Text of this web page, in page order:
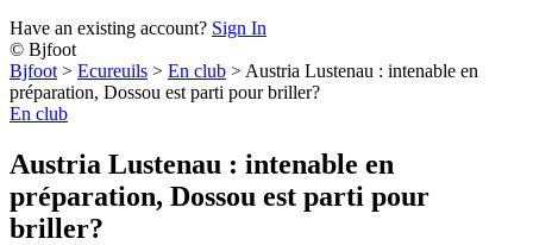
Have an existing account? Sign In
© Bjfoot
Bjfoot > Ecureuils > En club > Austria Lustenau : intenable en
préparation, Dossou est parti pour briller?
En club
Austria Lustenau : intenable en
préparation, Dossou est parti pour
briller?